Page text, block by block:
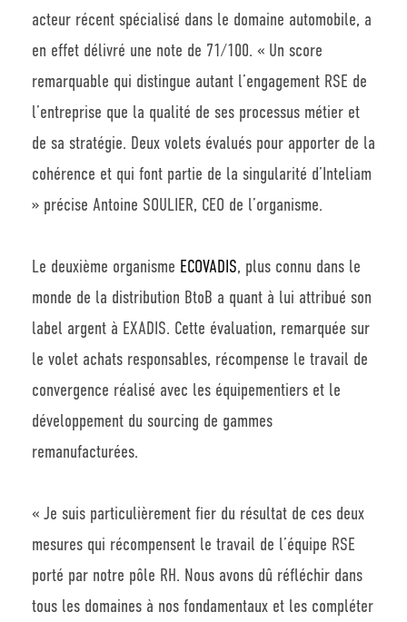
acteur récent spécialisé dans le domaine automobile, a
en effet délivré une note de 71/100. « Un score
remarquable qui distingue autant l’engagement RSE de
l’entreprise que la qualité de ses processus métier et
de sa stratégie. Deux volets évalués pour apporter de la
cohérence et qui font partie de la singularité d’Inteliam
» précise Antoine SOULIER, CEO de l’organisme.
Le deuxième organisme ECOVADIS, plus connu dans le
monde de la distribution BtoB a quant à lui attribué son
label argent à EXADIS. Cette évaluation, remarquée sur
le volet achats responsables, récompense le travail de
convergence réalisé avec les équipementiers et le
développement du sourcing de gammes
remanufacturées.
« Je suis particulièrement fier du résultat de ces deux
mesures qui récompensent le travail de l’équipe RSE
porté par notre pôle RH. Nous avons dû réfléchir dans
tous les domaines à nos fondamentaux et les compléter